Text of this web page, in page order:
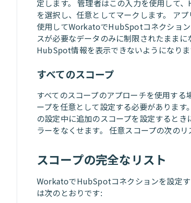
定します。 管理者はこの入力を使用して
を選択し、任意としてマークします。 ア
使用してWorkatoでHubSpotコネクショ
スが必要なデータのみに制限されたまま
HubSpot情報を表示できないようになりま
すべてのスコープ
すべてのスコープのアプローチを使用す
ープを任意として設定する必要がありま
の設定中に追加のスコープを設定すると
ラーをなくせます。 任意スコープの次の
スコープの完全なリスト
WorkatoでHubSpotコネクションを設定
は次のとおりです: